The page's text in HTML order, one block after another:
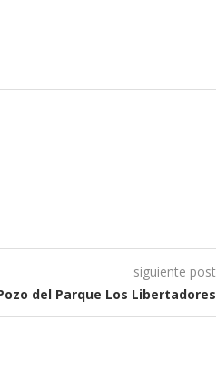
siguiente post
del Parque Los Libertadores